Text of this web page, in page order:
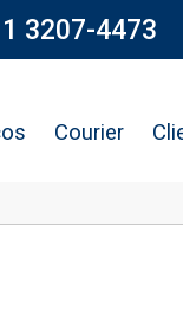
3207-4473
Courier